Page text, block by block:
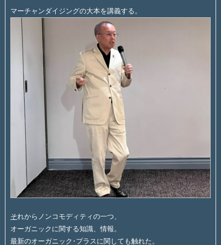
マーチャンダイジングの大本を講義する。
それからノンコモディティの一つ、
オーガニックに関する知識、情報。
最新のオーガニック･プラスに関しても触れた。